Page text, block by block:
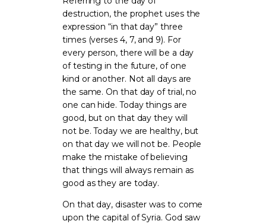
destruction, the prophet uses the
expression “in that day” three
times (verses 4, 7, and 9). For
every person, there will be a day
of testing in the future, of one
kind or another. Not all days are
the same. On that day of trial, no
one can hide. Today things are
good, but on that day they will
not be. Today we are healthy, but
on that day we will not be. People
make the mistake of believing
that things will always remain as
good as they are today.
On that day, disaster was to come
upon the capital of Syria. God saw